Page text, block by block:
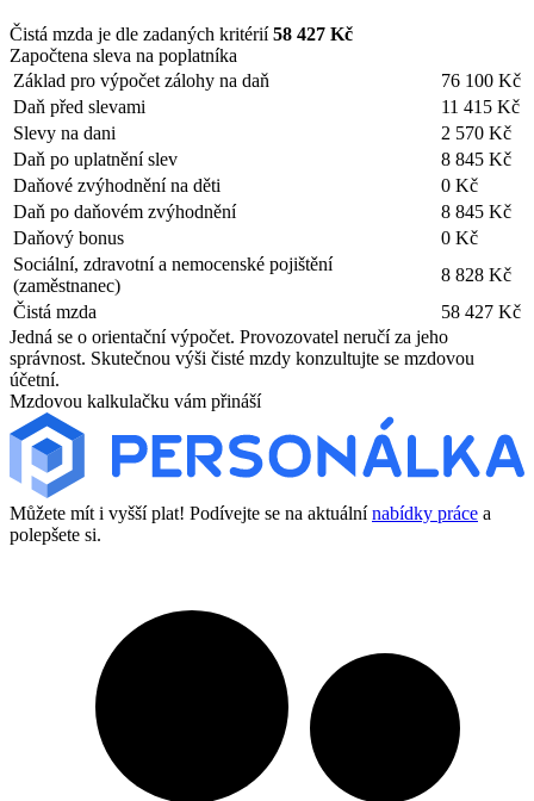
Čistá mzda je dle zadaných kritérií58 427 Kč
Započtena sleva na poplatníka
Základ pro výpočet zálohy na daň
76 100 Kč
Daň před slevami
11 415 Kč
Slevy na dani
2 570 Kč
Daň po uplatnění slev
8 845 Kč
Daňové zvýhodnění na děti
0 Kč
Daň po daňovém zvýhodnění
8 845 Kč
Daňový bonus
0 Kč
Sociální, zdravotní a nemocenské pojištění
(zaměstnanec)
8 828 Kč
Čistá mzda
58 427 Kč
Jedná se o orientační výpočet. Provozovatel neručí za jeho
správnost. Skutečnou výši čisté mzdy konzultujte se mzdovou
účetní.
Mzdovou kalkulačku vám přináší
Můžete mít i vyšší plat! Podívejte se na aktuálnínabídky práce a
polepšete si.